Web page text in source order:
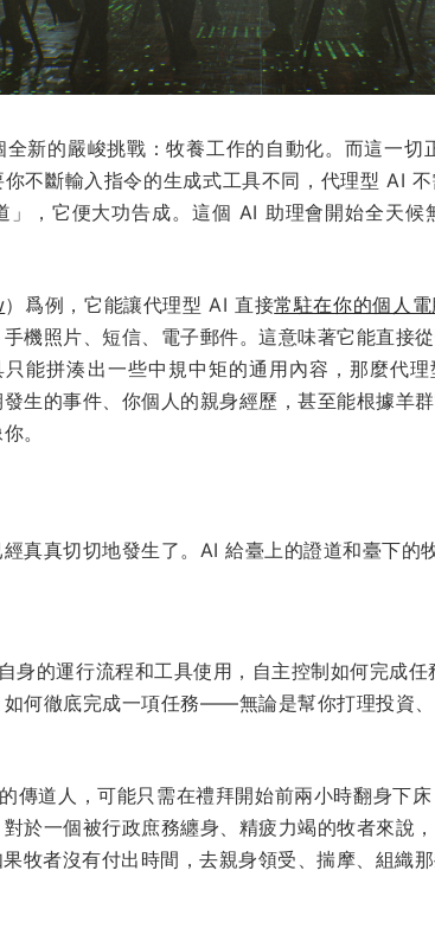
新的嚴峻挑戰：牧養工作的自動化。而這一切
不斷輸入指令的生成式工具不同，代理型 AI
」，它便大功告成。這個 AI 助理會開始全天
）爲例，它能讓代理型 AI 直接常駐在你的個人
機照片、短信、電子郵件。這意味著它能直接
能拼湊出一些中規中矩的通用內容，那麼代
發生的事件、你個人的親身經歷，甚至能根據羊
。
真真切切地發生了。AI 給臺上的證道和臺下的
身的運行流程和工具使用，自主控制如何完成
何徹底完成一項任務——無論是幫你打理投資
傳道人，可能只需在禮拜開始前兩小時翻身下
於一個被行政庶務纏身、精疲力竭的牧者來說
牧者沒有付出時間，去親身領受、揣摩、組織